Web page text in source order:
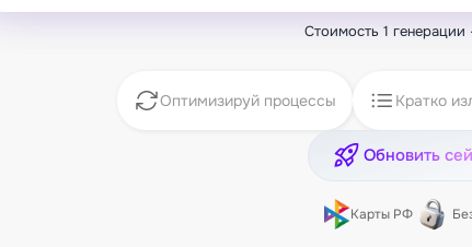
Стоимость 1
Оптимизируй процессы Кратко
Обновить
Карты РФ